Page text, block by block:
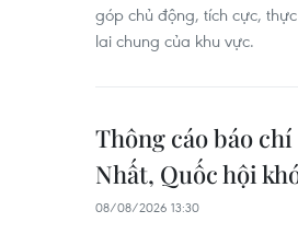
góp chủ động, tích cực,
lai chung của khu vực.
Thông cáo báo
Nhất, Quốc hội
08/08/2026 13:30